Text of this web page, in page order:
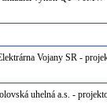
Vojany SR -
uhelná a.s. -